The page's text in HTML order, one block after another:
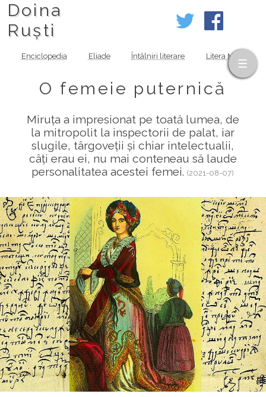
Doina
Ruști
Enciclopedia Eliade Întâlniri literare Litera MOV
O femeie puternică
Miruța a impresionat pe toată lumea, de
la mitropolit la inspectorii de palat, iar
slugile, târgoveții și chiar intelectualii,
câți erau ei, nu mai conteneau să laude
personalitatea acestei femei.(2021-08-07)